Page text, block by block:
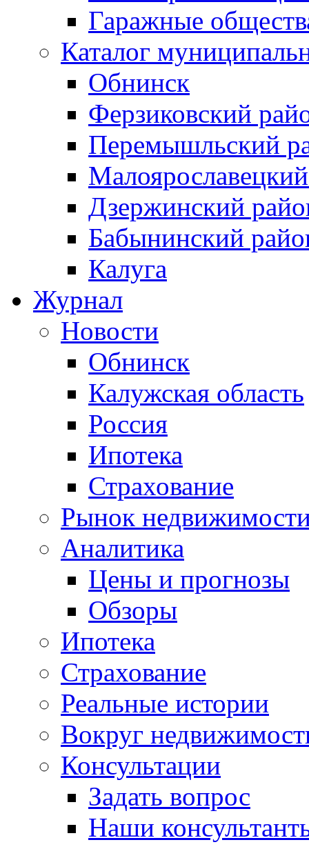
Гаражные
Каталог
Обнинск
Ферзиковский
Перемышльский
Дзержинский
Бабынинский
Калуга
Журнал
Новости
Обнинск
Калужская область
Россия
Ипотека
Страхование
Рынок
Аналитика
Цены и прогнозы
Обзоры
Ипотека
Страхование
Реальные истории
Вокруг
Консультации
Задать вопрос
Наши